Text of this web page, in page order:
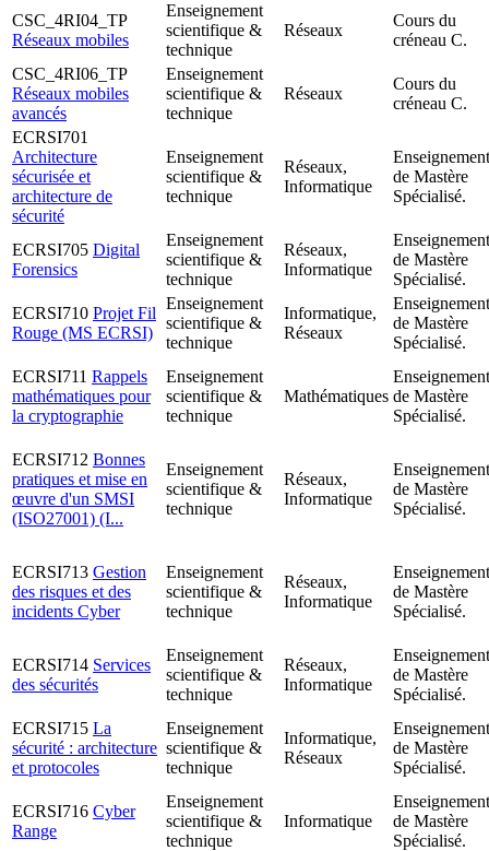
CSC_4RI04_TP
Réseaux mobiles
Enseignement
scientifique &
technique
Réseaux
Cours du
créneau C.
CSC_4RI06_TP
Réseaux mobiles
avancés
Enseignement
scientifique &
technique
Réseaux
Cours du
créneau C.
ECRSI701
Architecture
sécurisée et
architecture de
sécurité
Enseignement
scientifique &
technique
Réseaux,
Informatique
Enseignement
de Mastère
Spécialisé.
ECRSI705 Digital
Forensics
Enseignement
scientifique &
technique
Réseaux,
Informatique
Enseignement
de Mastère
Spécialisé.
ECRSI710 Projet Fil
Rouge (MS ECRSI)
Enseignement
scientifique &
technique
Informatique,
Réseaux
Enseignement
de Mastère
Spécialisé.
ECRSI711 Rappels
mathématiques pour
la cryptographie
Enseignement
scientifique &
technique
Mathématiques
Enseignement
de Mastère
Spécialisé.
ECRSI712 Bonnes
pratiques et mise en
œuvre d'un SMSI
(ISO27001) (I...
Enseignement
scientifique &
technique
Réseaux,
Informatique
Enseignement
de Mastère
Spécialisé.
ECRSI713 Gestion
des risques et des
incidents Cyber
Enseignement
scientifique &
technique
Réseaux,
Informatique
Enseignement
de Mastère
Spécialisé.
ECRSI714 Services
des sécurités
Enseignement
scientifique &
technique
Réseaux,
Informatique
Enseignement
de Mastère
Spécialisé.
ECRSI715 La
sécurité : architecture
et protocoles
Enseignement
scientifique &
technique
Informatique,
Réseaux
Enseignement
de Mastère
Spécialisé.
ECRSI716 Cyber
Range
Enseignement
scientifique &
technique
Informatique
Enseignement
de Mastère
Spécialisé.